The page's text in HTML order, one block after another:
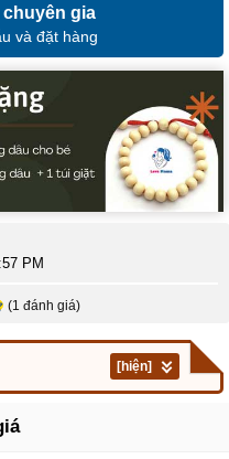
gia
và đặt hàng
PM
(1 đánh giá)
[hiện]